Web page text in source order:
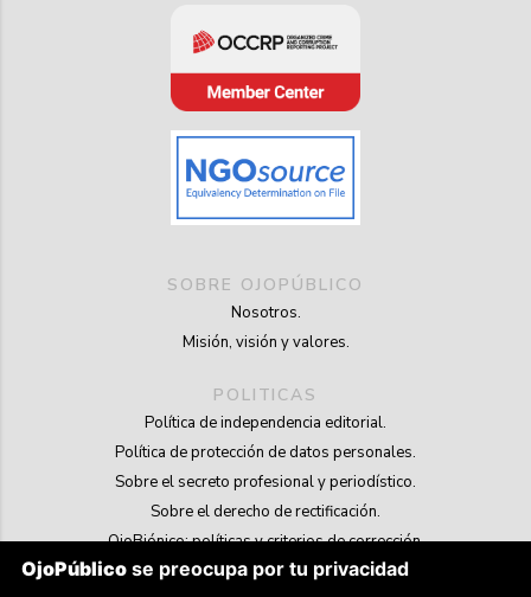
SOBRE OJOPÚBLICO
Nosotros.
Misión, visión y valores.
POLITICAS
Política de independencia editorial.
Política de protección de datos personales.
Sobre el secreto profesional y periodístico.
Sobre el derecho de rectificación.
OjoBiónico: políticas y criterios de corrección.
Sobre libertad de información frente a pedidos de retiro de contenidos.
OjoPúblico se preocupa por tu privacidad